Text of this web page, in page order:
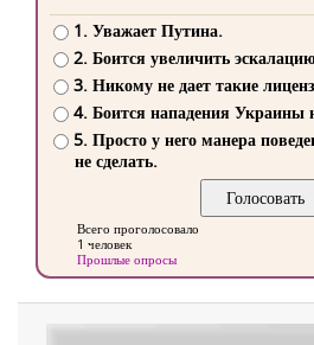
1. Уважает Путина.
2. Боится увеличить
3. Никому не дает такие
4. Боится нападения
5. Просто у него манера
не сделать.
Всего проголосовало
1 человек
Прошлые опросы